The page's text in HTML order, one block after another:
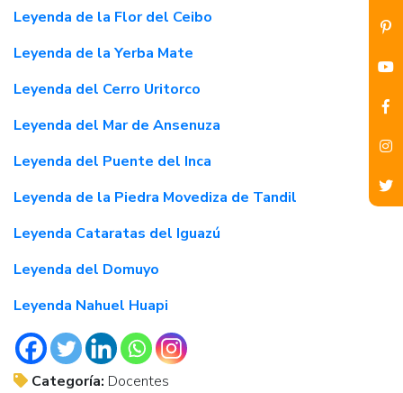
Leyenda de la Flor del Ceibo
Leyenda de la Yerba Mate
Leyenda del Cerro Uritorco
Leyenda del Mar de Ansenuza
Leyenda del Puente del Inca
Leyenda de la Piedra Movediza de Tandil
Leyenda Cataratas del Iguazú
Leyenda del Domuyo
Leyenda Nahuel Huapi
Categoría: Docentes